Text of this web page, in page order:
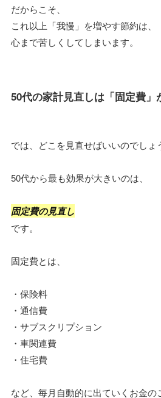
だからこそ、
これ以上「我慢」を増やす節約は、
心まで苦しくしてしまいます。
50代の家計見直しは「固定費」
では、どこを見直せばいいのでしょ
50代から最も効果が大きいのは、
固定費の見直し
です。
固定費とは、
・保険料
・通信費
・サブスクリプション
・車関連費
・住宅費
など、毎月自動的に出ていくお金の